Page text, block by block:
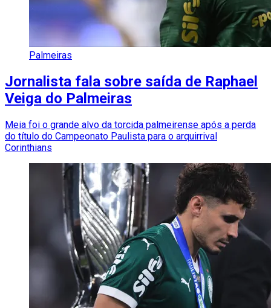
Palmeiras
Jornalista fala sobre saída de Raphael
Veiga do Palmeiras
Meia foi o grande alvo da torcida palmeirense após a perda
do título do Campeonato Paulista para o arquirrival
Corinthians